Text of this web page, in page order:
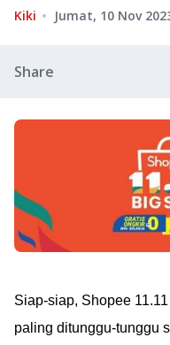
Kiki Jumat, 10 Nov
Share
Siap-siap, Shopee
paling ditunggu-tunggu